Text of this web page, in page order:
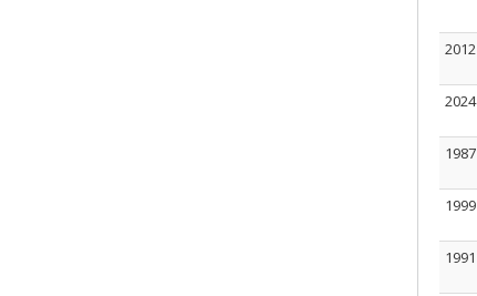
2012
2024
1987
1999
1991